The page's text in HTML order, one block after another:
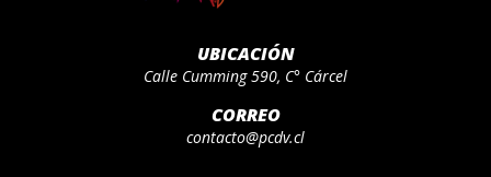
UBICACIÓN
Calle Cumming 590, C° Cárcel
CORREO
contacto@pcdv.cl